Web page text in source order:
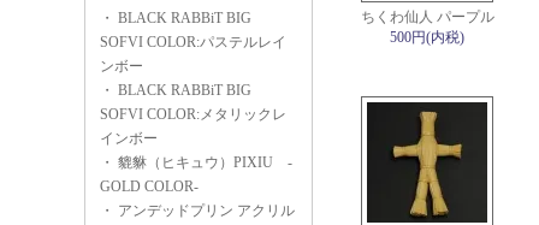
・ BLACK RABBiT BIG
SOFVI COLOR:パステルレイ
ンボー
・ BLACK RABBiT BIG
SOFVI COLOR:メタリックレ
インボー
・ 貔貅（ヒキュウ）PIXIU -
GOLD COLOR-
・ アンデッドプリン アクリル
ちくわ仙人 パープル
500円(内税)